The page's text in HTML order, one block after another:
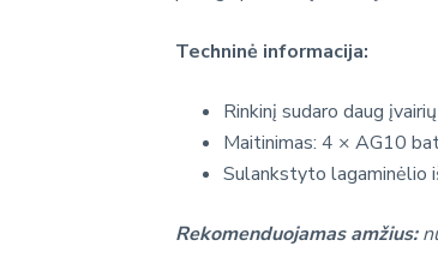
Techninė informacija:
Rinkinį sudaro daug
Maitinimas: 4 × AG10
Sulankstyto lagaminėlio
Rekomenduojamas amžius: